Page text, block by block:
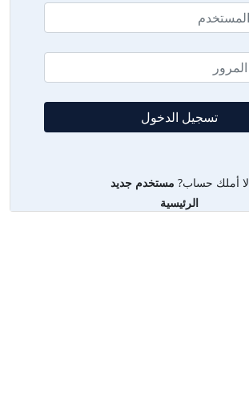
لا أملك حساب? مستخدم جديد
الرئيسية